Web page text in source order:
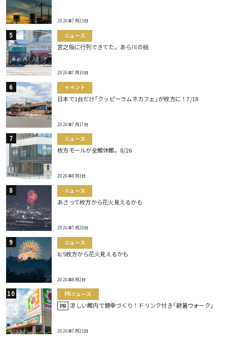
2026年7月23日
ニュース
宮之阪に行列できてた。あら川の桃
2026年7月10日
イベント
日本で1台だけ｢クッピーラムネカフェ｣が枚方に！7/18
2026年7月17日
ニュース
枚方モールが全館休館。8/26
2026年8月3日
ニュース
あさって枚方から花火見えるかも
2026年7月20日
ニュース
8/5枚方から花火見えるかも
2026年8月2日
PRニュース
PR 涼しい館内で健幸づくり！ドリンク付き｢避暑ウォーク｣
2026年7月21日